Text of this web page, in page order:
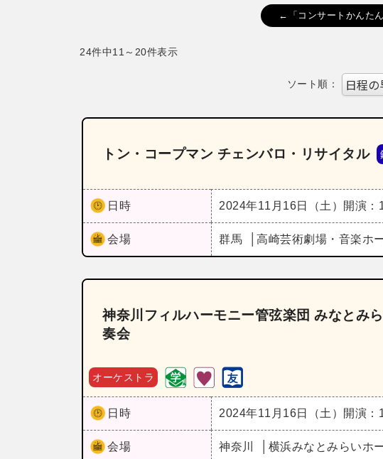
←「コンサートかんた
24件中11～20件表示
ソート順：
トン・コープマン チェンバロ・リサイタル
日時 2024年11月16日（土） 開演：
会場 群馬 高崎芸術劇場・音楽ホ
神奈川フィルハーモニー管弦楽団 みなとみ
奏会
オーケストラ
日時 2024年11月16日（土） 開演：
会場 神奈川 横浜みなとみらいホ